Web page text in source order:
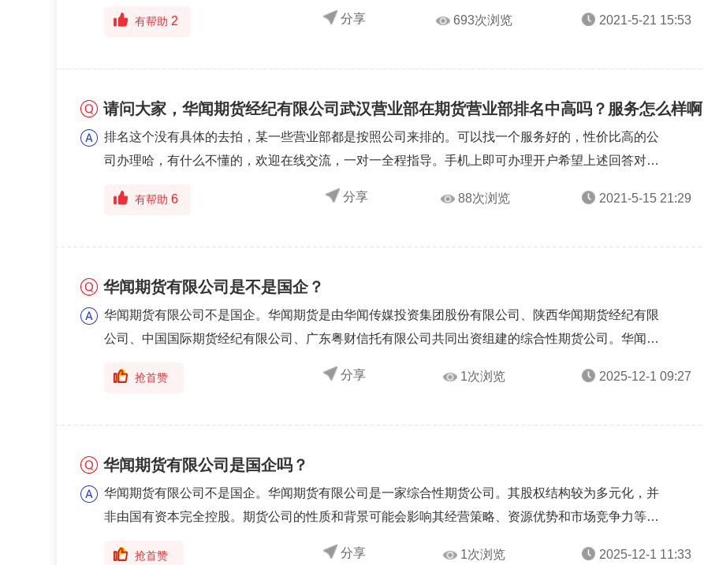
有帮助 2 分享 693次浏览 2021-5-21 15:53
请问大家，华闻期货经纪有限公司武汉营业部在期货营业部排名中高吗？服务怎么样啊
排名这个没有具体的去拍，某一些营业部都是按照公司来排的。可以找一个服务好的，性价比高的公
司办理哈，有什么不懂的，欢迎在线交流，一对一全程指导。手机上即可办理开户希望上述回答对...
有帮助 6 分享 88次浏览 2021-5-15 21:29
华闻期货有限公司是不是国企？
华闻期货有限公司不是国企。华闻期货是由华闻传媒投资集团股份有限公司、陕西华闻期货经纪有限
公司、中国国际期货经纪有限公司、广东粤财信托有限公司共同出资组建的综合性期货公司。华闻期
抢首赞 分享 1次浏览 2025-12-1 09:27
华闻期货有限公司是国企吗？
华闻期货有限公司不是国企。华闻期货有限公司是一家综合性期货公司。其股权结构较为多元化，并
非由国有资本完全控股。期货公司的性质和背景可能会影响其经营策略、资源优势和市场竞争力等方
抢首赞 分享 1次浏览 2025-12-1 11:33